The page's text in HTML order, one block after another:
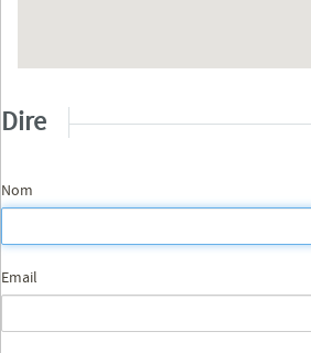
Dire
Nom
Email